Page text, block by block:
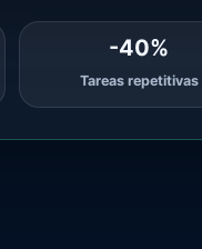
-40%
Tareas repetitivas